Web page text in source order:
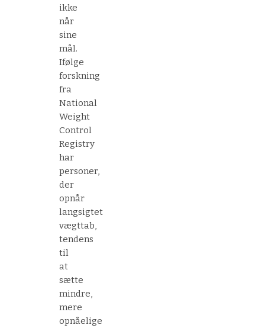
ikke
når
sine
mål.
Ifølge
forskning
fra
National
Weight
Control
Registry
har
personer,
der
opnår
langsigtet
vægttab,
tendens
til
at
sætte
mindre,
mere
opnåelige